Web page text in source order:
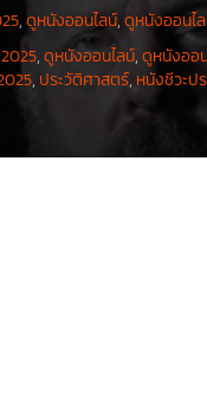
,ดูหนังออนไลน์,ดูหนังออนไ
,ดูหนังออนไลน์,ดูหนังออ
, ประวัติศาสตร์, หนังชีวะป